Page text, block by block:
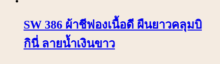
SW 386 ผ้าชีฟองเนื้อดี ผืนยาวคลุมบิ
กินี่ ลายน้ำเงินขาว